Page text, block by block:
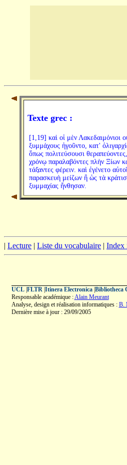
Texte grec :
[1,19] καὶ οἱ μὲν Λακεδαιμόνιοι
ξυμμάχους ἡγοῦντο, κατ'
ὅπως πολιτεύσουσι
χρόνῳ παραλαβόντες πλὴν Ξίων
τάξαντες φέρειν. καὶ ἐγένετο
παρασκευὴ μείζων ἢ ὡς τὰ
ξυμμαχίας ἤνθησαν.
| Lecture | Liste du vocabulaire | Index
UCL| FLTR| Itinera Electronica| Bibliotheca
Responsable académique :Alain Meurant
Analyse, design et réalisation informatiques : B.
Dernière mise à jour : 29/09/2005